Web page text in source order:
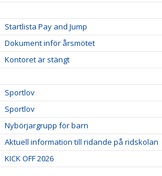
Startlista Pay and Jump
Dokument inför årsmötet
Kontoret är stängt
Sportlov
Sportlov
Nybörjargrupp för barn
Aktuell information till ridande på ridskolan
KICK OFF 2026